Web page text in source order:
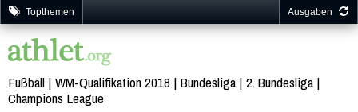
Topthemen Ausgaben
Fußball WM-Qualifikation 2018 Bundesliga 2. Bundesliga
Champions League